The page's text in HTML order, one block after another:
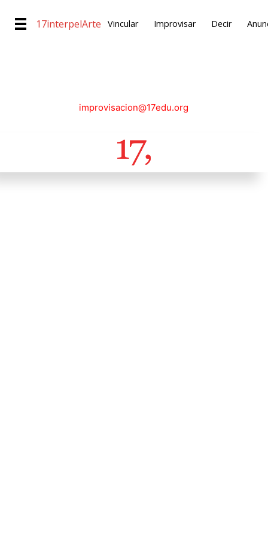
17interpelArte Vincular Improvisar Decir
improvisacion@17edu.org